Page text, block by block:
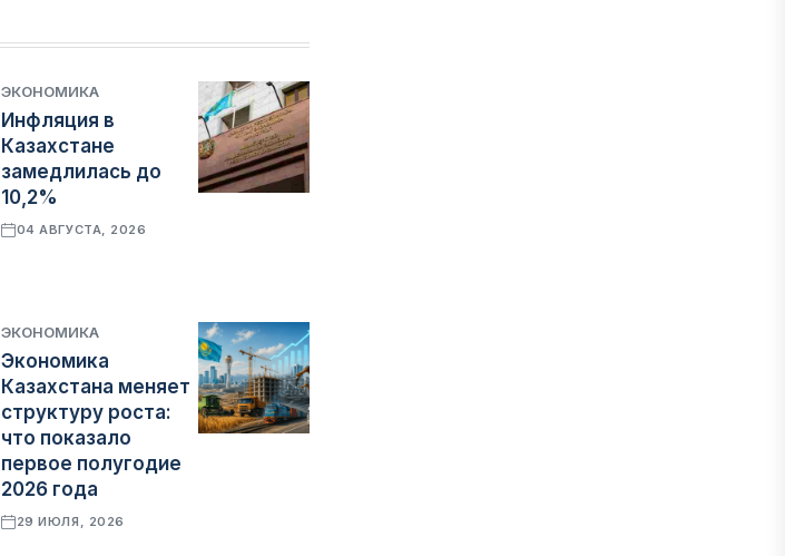
ЭКОНОМИКА
Инфляция в
Казахстане
замедлилась до
10,2%
04 АВГУСТА, 2026
ЭКОНОМИКА
Экономика
Казахстана меняет
структуру роста:
что показало
первое полугодие
2026 года
29 ИЮЛЯ, 2026